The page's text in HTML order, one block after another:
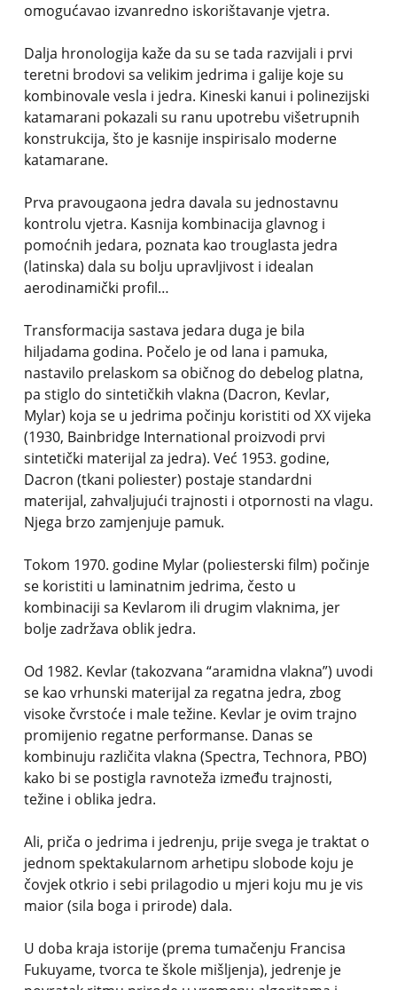
omogućavao izvanredno iskorištavanje vjetra.
Dalja hronologija kaže da su se tada razvijali i prvi
teretni brodovi sa velikim jedrima i galije koje su
kombinovale vesla i jedra. Kineski kanui i polinezijski
katamarani pokazali su ranu upotrebu višetrupnih
konstrukcija, što je kasnije inspirisalo moderne
katamarane.
Prva pravougaona jedra davala su jednostavnu
kontrolu vjetra. Kasnija kombinacija glavnog i
pomoćnih jedara, poznata kao trouglasta jedra
(latinska) dala su bolju upravljivost i idealan
aerodinamički profil…
Transformacija sastava jedara duga je bila
hiljadama godina. Počelo je od lana i pamuka,
nastavilo prelaskom sa običnog do debelog platna,
pa stiglo do sintetičkih vlakna (Dacron, Kevlar,
Mylar) koja se u jedrima počinju koristiti od XX vijeka
(1930, Bainbridge International proizvodi prvi
sintetički materijal za jedra). Već 1953. godine,
Dacron (tkani poliester) postaje standardni
materijal, zahvaljujući trajnosti i otpornosti na vlagu.
Njega brzo zamjenjuje pamuk.
Tokom 1970. godine Mylar (poliesterski film) počinje
se koristiti u laminatnim jedrima, često u
kombinaciji sa Kevlarom ili drugim vlaknima, jer
bolje zadržava oblik jedra.
Od 1982. Kevlar (takozvana “aramidna vlakna”) uvodi
se kao vrhunski materijal za regatna jedra, zbog
visoke čvrstoće i male težine. Kevlar je ovim trajno
promijenio regatne performanse. Danas se
kombinuju različita vlakna (Spectra, Technora, PBO)
kako bi se postigla ravnoteža između trajnosti,
težine i oblika jedra.
Ali, priča o jedrima i jedrenju, prije svega je traktat o
jednom spektakularnom arhetipu slobode koju je
čovjek otkrio i sebi prilagodio u mjeri koju mu je vis
maior (sila boga i prirode) dala.
U doba kraja istorije (prema tumačenju Francisa
Fukuyame, tvorca te škole mišljenja), jedrenje je